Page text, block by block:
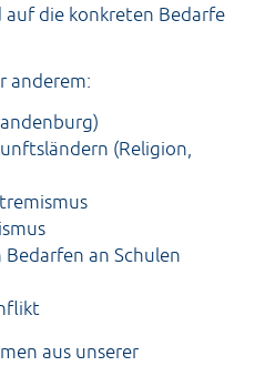
die konkreten Bedarfe
anderem:
(Religion,
an Schulen
aus unserer